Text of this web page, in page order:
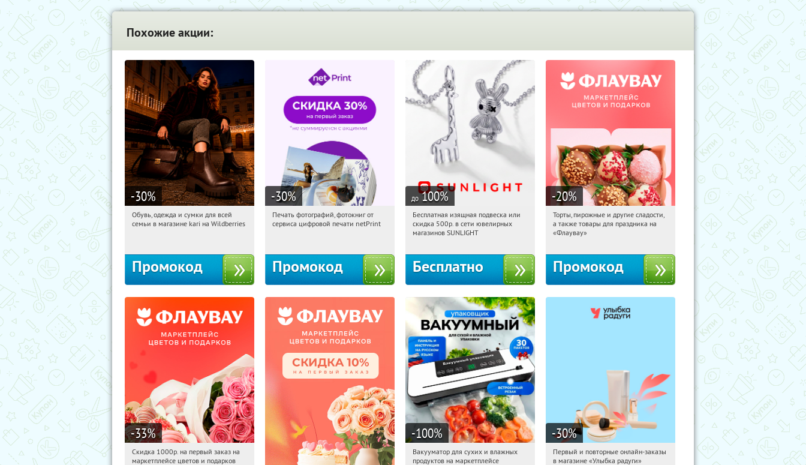
Похожие акции:
-30%
09:54:29 Получили:
Обувь, одежда и сумки для всей
семьи в магазине kari на Wildberries
Промокод
-30%
09:54:29 Получили:
Печать фотографий, фотокниг от
сервиса цифровой печати netPrint
Промокод
до 100%
09:54:29 Получили:
Россия
Бесплатная изящная подвеска или
скидка 500р. в сети ювелирных
магазинов SUNLIGHT
Бесплатно
-20%
09:54:29 Получили:
Россия
Торты, пирожные и другие сладости,
а также товары для праздника на
«Флаувау»
Промокод
-33%
09:54:29 Получили:
Скидка 1000р. на первый заказ на
маркетплейсе цветов и подарков
-100%
09:54:29 Получили:178
Вакууматор для сухих и влажных
продуктов на маркетплейсе
-30%
09:54:29 Получили:2
Первый и повторные онлайн-заказы
в магазине «Улыбка радуги»